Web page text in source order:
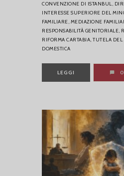
CONVENZIONE DI ISTANBUL,
INTERESSE SUPERIORE DEL
FAMILIARE, MEDIAZIONE
RESPONSABILITÀ GENITORIALE,
RIFORMA CARTABIA, TUTELA
DOMESTICA
LEGGI 0